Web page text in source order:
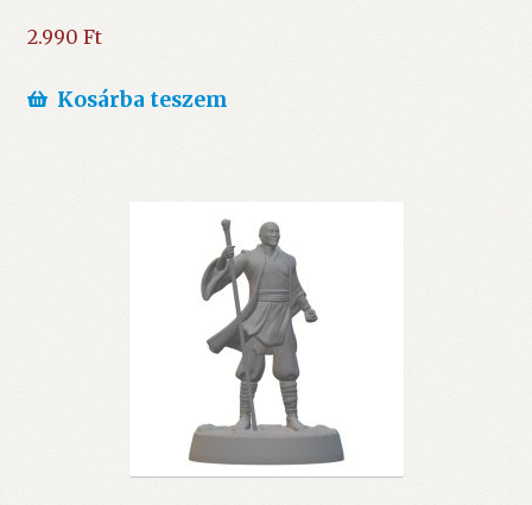
2.990 Ft
Kosárba teszem